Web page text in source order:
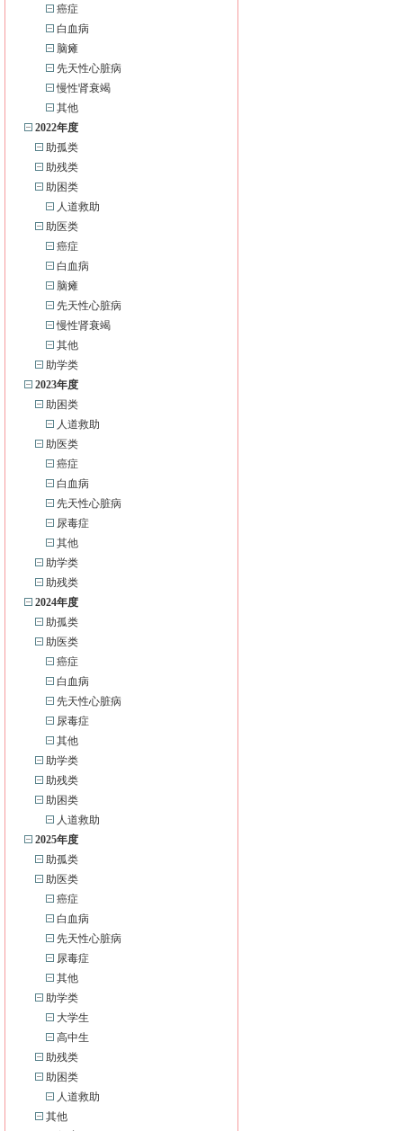
癌症
白血病
脑瘫
先天性心脏病
慢性肾衰竭
其他
2022年度
助孤类
助残类
助困类
人道救助
助医类
癌症
白血病
脑瘫
先天性心脏病
慢性肾衰竭
其他
助学类
2023年度
助困类
人道救助
助医类
癌症
白血病
先天性心脏病
尿毒症
其他
助学类
助残类
2024年度
助孤类
助医类
癌症
白血病
先天性心脏病
尿毒症
其他
助学类
助残类
助困类
人道救助
2025年度
助孤类
助医类
癌症
白血病
先天性心脏病
尿毒症
其他
助学类
大学生
高中生
助残类
助困类
人道救助
其他